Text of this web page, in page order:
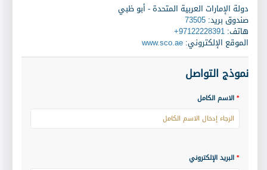
دولة الإمارات العربية المتحدة - أبو ظبي
صندوق بريد:
73505
هاتف:
+97122228391
الموقع الإلكتروني:
www.sco.ae
نموذج التواصل
الاسم الكامل *
البريد الإلكتروني *